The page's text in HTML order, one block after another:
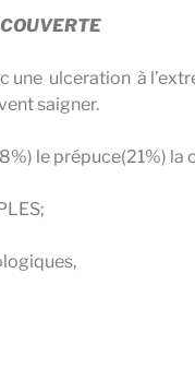
une ulceration à
saigner.
le prépuce(21%)